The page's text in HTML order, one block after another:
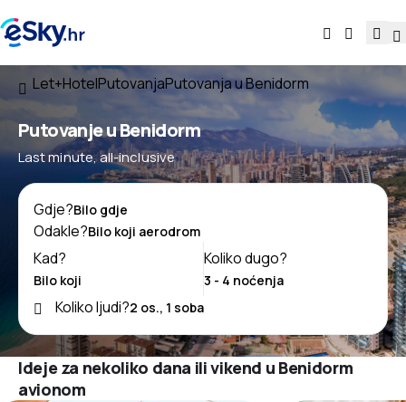
Let+HotelPutovanjaPutovanja u Benidorm
Putovanje u Benidorm
Last minute, all-inclusive
Gdje?
Odakle?
Kad?
Koliko dugo?
Koliko ljudi?
Ideje za nekoliko dana ili vikend u Benidorm
avionom